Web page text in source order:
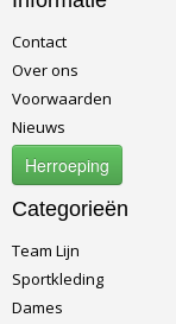
Contact
Over ons
Voorwaarden
Nieuws
Herroeping
Categorieën
Team Lijn
Sportkleding
Dames